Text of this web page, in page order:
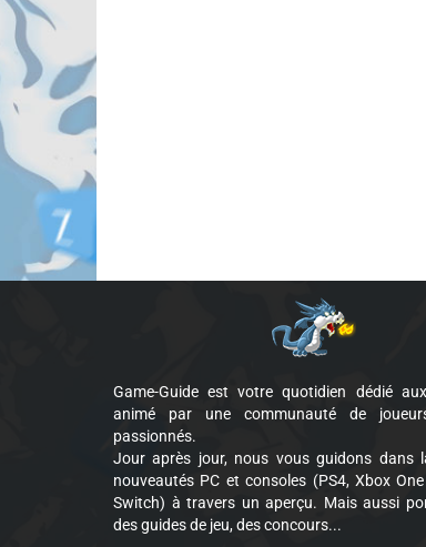
Game-Guide est votre quotidien dédié
animé par une communauté de
passionnés.
Jour après jour, nous vous guidons dans
nouveautés PC et consoles (PS4, Xbox
Switch) à travers un aperçu. Mais aussi
des guides de jeu, des concours...